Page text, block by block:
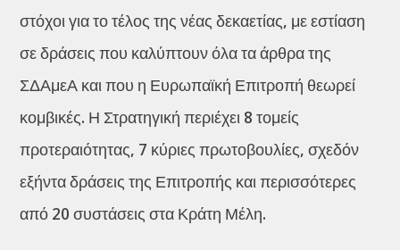
στόχοι για το τέλος της νέας δεκαετίας, με εστίαση
σε δράσεις που καλύπτουν όλα τα άρθρα της
ΣΔΑμεΑ και που η Ευρωπαϊκή Επιτροπή θεωρεί
κομβικές. Η Στρατηγική περιέχει 8 τομείς
προτεραιότητας, 7 κύριες πρωτοβουλίες, σχεδόν
εξήντα δράσεις της Επιτροπής και περισσότερες
από 20 συστάσεις στα Κράτη Μέλη.